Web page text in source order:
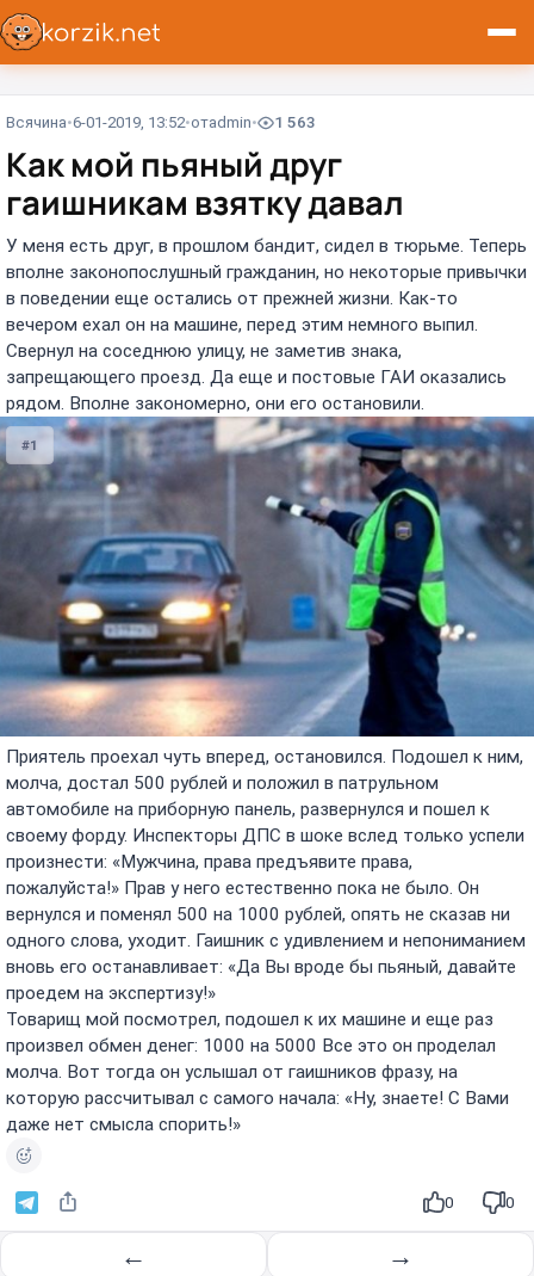
Всячина 6-01-2019, 13:52 отadmin 1 563
Как мой пьяный друг
гаишникам взятку давал
У меня есть друг, в прошлом бандит, сидел в тюрьме. Теперь
вполне законопослушный гражданин, но некоторые привычки
в поведении еще остались от прежней жизни. Как-то
вечером ехал он на машине, перед этим немного выпил.
Свернул на соседнюю улицу, не заметив знака,
запрещающего проезд. Да еще и постовые ГАИ оказались
рядом. Вполне закономерно, они его остановили.
#1
Приятель проехал чуть вперед, остановился. Подошел к ним,
молча, достал 500 рублей и положил в патрульном
автомобиле на приборную панель, развернулся и пошел к
своему форду. Инспекторы ДПС в шоке вслед только успели
произнести: «Мужчина, права предъявите права,
пожалуйста!» Прав у него естественно пока не было. Он
вернулся и поменял 500 на 1000 рублей, опять не сказав ни
одного слова, уходит. Гаишник с удивлением и непониманием
вновь его останавливает: «Да Вы вроде бы пьяный, давайте
проедем на экспертизу!»
Товарищ мой посмотрел, подошел к их машине и еще раз
произвел обмен денег: 1000 на 5000 Все это он проделал
молча. Вот тогда он услышал от гаишников фразу, на
которую рассчитывал с самого начала: «Ну, знаете! С Вами
даже нет смысла спорить!»
0 0
← →